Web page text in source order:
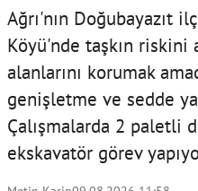
Ağrı'nın Doğubayazıt
Köyü'nde taşkın
alanlarını korumak
genişletme ve sedde
Çalışmalarda 2 paletli
ekskavatör görev